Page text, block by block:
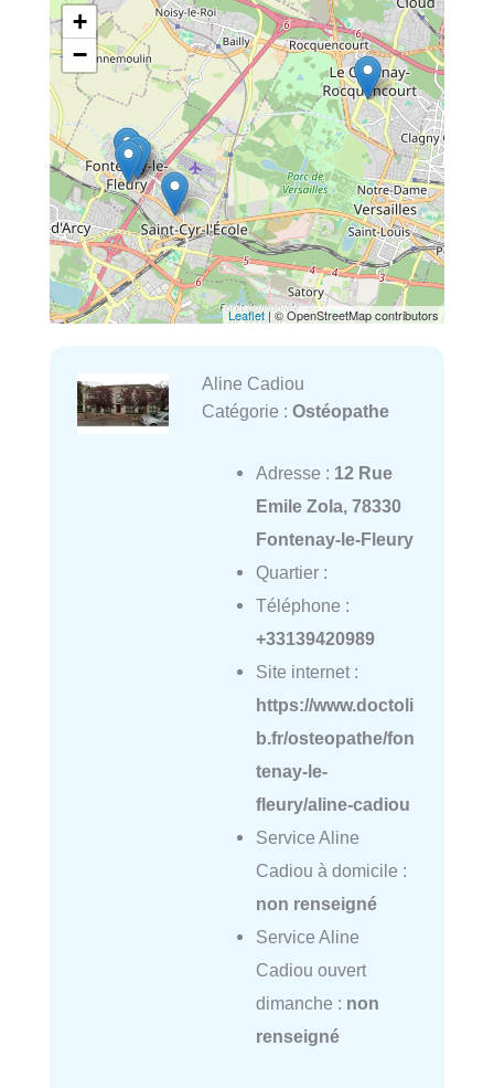
+
−
Leaflet| © OpenStreetMap contributors
Aline Cadiou
Catégorie : Ostéopathe
Adresse : 12 Rue
Emile Zola, 78330
Fontenay-le-Fleury
Quartier :
Téléphone :
+33139420989
Site internet :
https://www.doctoli
b.fr/osteopathe/fon
tenay-le-
fleury/aline-cadiou
Service Aline
Cadiou à domicile :
non renseigné
Service Aline
Cadiou ouvert
dimanche : non
renseigné